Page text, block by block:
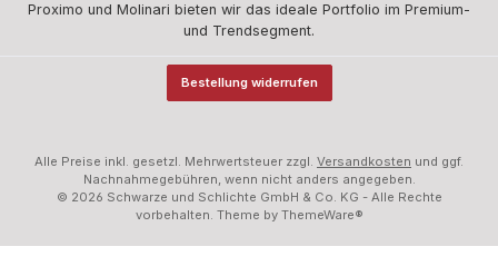
Proximo und Molinari bieten wir das ideale Portfolio im Premium-
und Trendsegment.
Bestellung widerrufen
Alle Preise inkl. gesetzl. Mehrwertsteuer zzgl. Versandkosten und ggf.
Nachnahmegebühren, wenn nicht anders angegeben.
© 2026 Schwarze und Schlichte GmbH & Co. KG - Alle Rechte
vorbehalten. Theme by ThemeWare®